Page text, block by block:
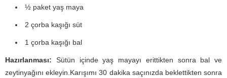
½ paket yaş maya
2 çorba kaşığı süt
1 çorba kaşığı bal
Hazırlanması: Sütün içinde yaş mayayı erittikten sonra bal ve
zeytinyağını ekleyin.Karışımı 30 dakika saçınızda beklettikten sonra